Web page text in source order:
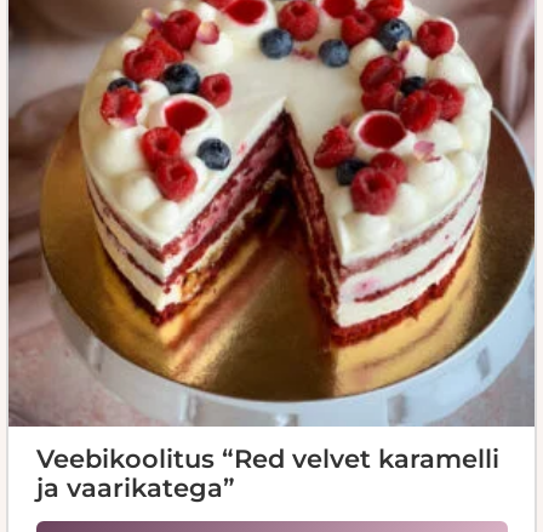
Veebikoolitus “Red velvet karamelli
ja vaarikatega”